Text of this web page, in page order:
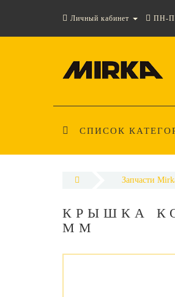
Личный кабинет ПН-
СПИСОК
Запчасти
КРЫШКА
ММ